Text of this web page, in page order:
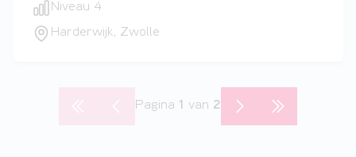
Niveau 4
Harderwijk, Zwolle
Pagina 1 van 2